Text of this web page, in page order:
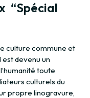
“Spécial
culture commune et
est devenu un
toute
culturels du
propre linogravure,